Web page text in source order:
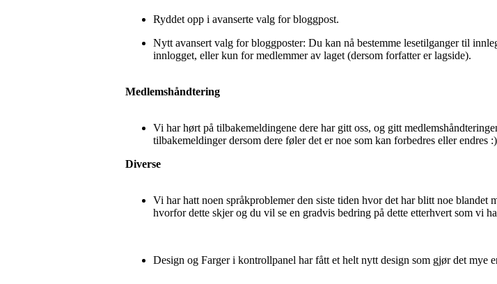
Ryddet opp i avanserte valg for bloggpost.
Nytt avansert valg for bloggposter: Du kan nå bestemme lesetilganger til
innlogget, eller kun for medlemmer av laget (dersom forfatter er lagside).
Medlemshåndtering
Vi har hørt på tilbakemeldingene dere har gitt oss, og gitt
tilbakemeldinger dersom dere føler det er noe som kan forbedres eller endres :)
Diverse
Vi har hatt noen språkproblemer den siste tiden hvor det har blitt noe
hvorfor dette skjer og du vil se en gradvis bedring på dette etterhvert som vi
Design og Farger i kontrollpanel har fått et helt nytt design som gjør det mye